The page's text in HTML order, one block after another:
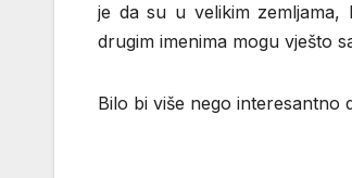
je da su u velikim zemljama,
drugim imenima mogu vješto
Bilo bi više nego interesantno